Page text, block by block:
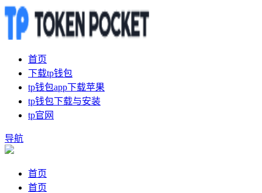
首页
下载tp钱包
tp钱包app下载苹果
tp钱包下载与安装
tp官网
导航
首页
首页